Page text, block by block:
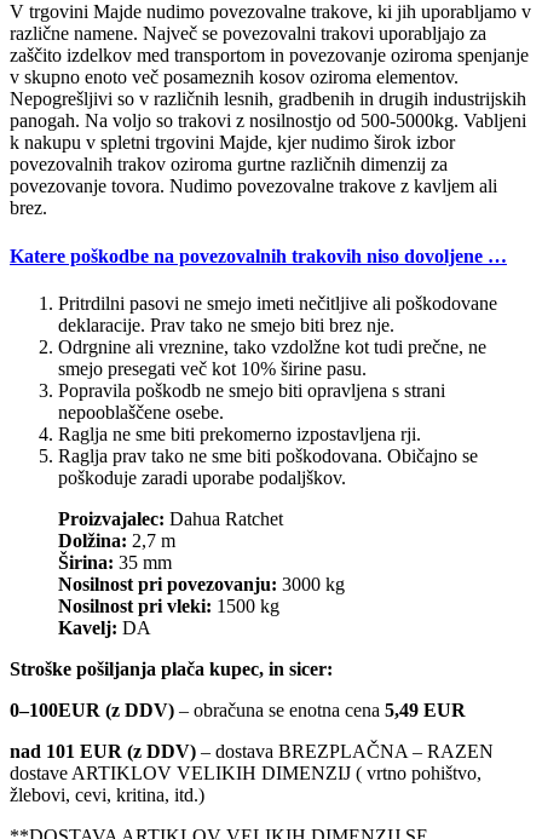
V trgovini Majde nudimo povezovalne trakove, ki jih uporabljamo v
različne namene. Največ se povezovalni trakovi uporabljajo za
zaščito izdelkov med transportom in povezovanje oziroma spenjanje
v skupno enoto več posameznih kosov oziroma elementov.
Nepogrešljivi so v različnih lesnih, gradbenih in drugih industrijskih
panogah. Na voljo so trakovi z nosilnostjo od 500-5000kg. Vabljeni
k nakupu v spletni trgovini Majde, kjer nudimo širok izbor
povezovalnih trakov oziroma gurtne različnih dimenzij za
povezovanje tovora. Nudimo povezovalne trakove z kavljem ali
brez.
Katere poškodbe na povezovalnih trakovih niso dovoljene …
Pritrdilni pasovi ne smejo imeti nečitljive ali poškodovane
deklaracije. Prav tako ne smejo biti brez nje.
Odrgnine ali vreznine, tako vzdolžne kot tudi prečne, ne
smejo presegati več kot 10% širine pasu.
Popravila poškodb ne smejo biti opravljena s strani
nepooblaščene osebe.
Raglja ne sme biti prekomerno izpostavljena rji.
Raglja prav tako ne sme biti poškodovana. Običajno se
poškoduje zaradi uporabe podaljškov.
Proizvajalec: Dahua Ratchet
Dolžina: 2,7 m
Širina: 35 mm
Nosilnost pri povezovanju: 3000 kg
Nosilnost pri vleki: 1500 kg
Kavelj: DA
Stroške pošiljanja plača kupec, in sicer:
0–100EUR (z DDV) – obračuna se enotna cena 5,49 EUR
nad 101 EUR (z DDV) – dostava BREZPLAČNA – RAZEN
dostave ARTIKLOV VELIKIH DIMENZIJ ( vrtno pohištvo,
žlebovi, cevi, kritina, itd.)